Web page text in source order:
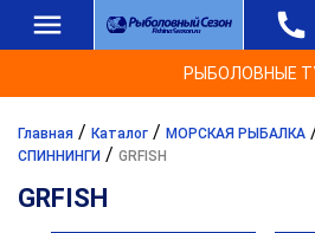
РЫБОЛОВНЫЕ
Главная / Каталог / МОРСКАЯ РЫБАЛКА
СПИННИНГИ / GRFISH
GRFISH